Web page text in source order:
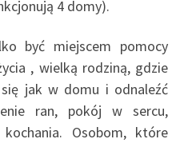
4 domy).
być miejscem pomocy
, wielką rodziną, gdzie
jak w domu i odnaleźć
ran, pokój w sercu,
Osobom, które